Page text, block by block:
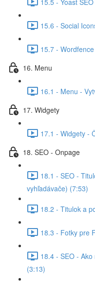
15.6 - Social
15.7 -
16. Menu
16.1 - Menu -
17. Widgety
17.1 - Widgety -
18. SEO - Onpage
18.1 - SEO -
vyhľadávače) (7:53)
18.2 - Titulok a
18.3 - Fotky pre
18.4 - SEO -
(3:13)